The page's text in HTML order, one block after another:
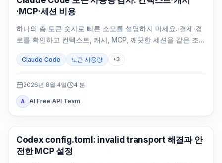
·MCP·세션 비용
하나의 총 토큰 숫자로 빠른 소모를 설명하지 마세요. 결제 경
로를 확인하고 컨텍스트, 캐시, MCP, 깨끗한 세션을 같은 조건
Claude Code 토큰 사용량 +3
2026년 8월 4일 4 분
A AI Free API Team
AI 개발 도구
Codex config.toml: invalid transport 해결과 안
전한 MCP 설정